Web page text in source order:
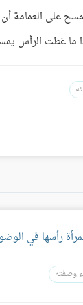
على العمامة أن
ما غطت الرأس
رأسها في
وصفته